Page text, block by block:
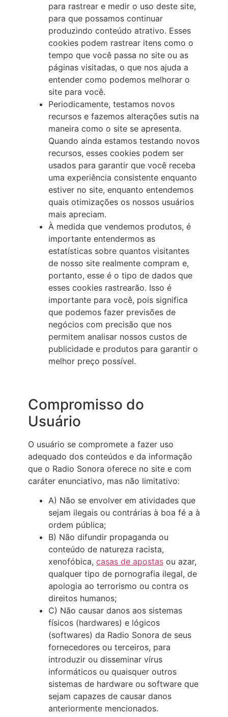
para rastrear e medir o uso deste site,
para que possamos continuar
produzindo conteúdo atrativo. Esses
cookies podem rastrear itens como o
tempo que você passa no site ou as
páginas visitadas, o que nos ajuda a
entender como podemos melhorar o
site para você.
Periodicamente, testamos novos
recursos e fazemos alterações sutis na
maneira como o site se apresenta.
Quando ainda estamos testando novos
recursos, esses cookies podem ser
usados para garantir que você receba
uma experiência consistente enquanto
estiver no site, enquanto entendemos
quais otimizações os nossos usuários
mais apreciam.
À medida que vendemos produtos, é
importante entendermos as
estatísticas sobre quantos visitantes
de nosso site realmente compram e,
portanto, esse é o tipo de dados que
esses cookies rastrearão. Isso é
importante para você, pois significa
que podemos fazer previsões de
negócios com precisão que nos
permitem analisar nossos custos de
publicidade e produtos para garantir o
melhor preço possível.
Compromisso do
Usuário
O usuário se compromete a fazer uso
adequado dos conteúdos e da informação
que o Radio Sonora oferece no site e com
caráter enunciativo, mas não limitativo:
A) Não se envolver em atividades que
sejam ilegais ou contrárias à boa fé a à
ordem pública;
B) Não difundir propaganda ou
conteúdo de natureza racista,
xenofóbica, casas de apostas ou azar,
qualquer tipo de pornografia ilegal, de
apologia ao terrorismo ou contra os
direitos humanos;
C) Não causar danos aos sistemas
físicos (hardwares) e lógicos
(softwares) da Radio Sonora de seus
fornecedores ou terceiros, para
introduzir ou disseminar vírus
informáticos ou quaisquer outros
sistemas de hardware ou software que
sejam capazes de causar danos
anteriormente mencionados.